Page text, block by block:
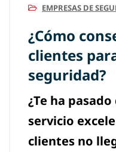
EMPRESAS DE
¿Cómo
clientes
seguridad?
¿Te ha
servicio
clientes no